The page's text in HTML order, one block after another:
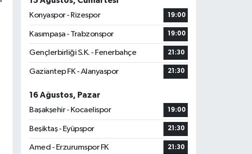
Konyaspor - Rizespor
19:00
Kasımpaşa - Trabzonspor 19:00
Gençlerbirliği S.K. - Fenerbahçe 21:30
Gaziantep FK - Alanyaspor 21:30
16 Ağustos, Pazar
Başakşehir - Kocaelispor
19:00
Beşiktaş - Eyüpspor 21:30
Amed - Erzurumspor FK 21:30